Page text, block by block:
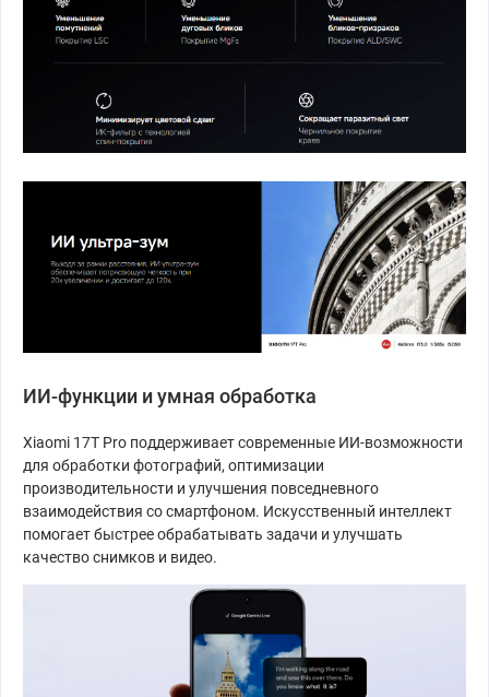
ИИ-функции и умная обработка
Xiaomi 17T Pro поддерживает современные ИИ-возможности
для обработки фотографий, оптимизации
производительности и улучшения повседневного
взаимодействия со смартфоном. Искусственный интеллект
помогает быстрее обрабатывать задачи и улучшать
качество снимков и видео.